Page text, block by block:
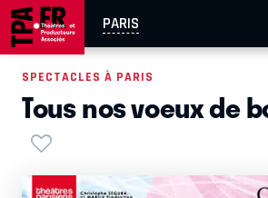
PARIS
AIX-MARSEILLE
EN TOURNÉE
SPECTACLES À PARIS
Tous nos voeux de